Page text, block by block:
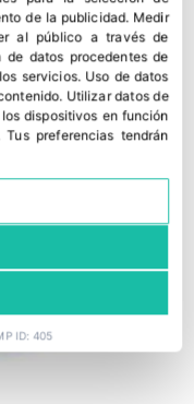
calabacín temprano
de la publicidad. Medir
al público a través de
datos procedentes de
servicios. Uso de datos
. Utilizar datos de
dispositivos en función
Tus preferencias tendrán
ID: 405